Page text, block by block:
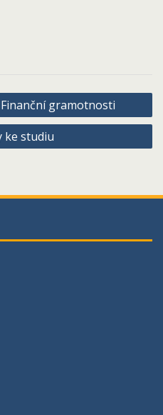
gramotnosti
ke studiu